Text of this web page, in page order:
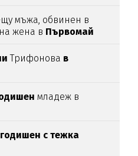
мъжа, обвинен в
на жена в Първомай
Трифонова в
младеж в
с тежка